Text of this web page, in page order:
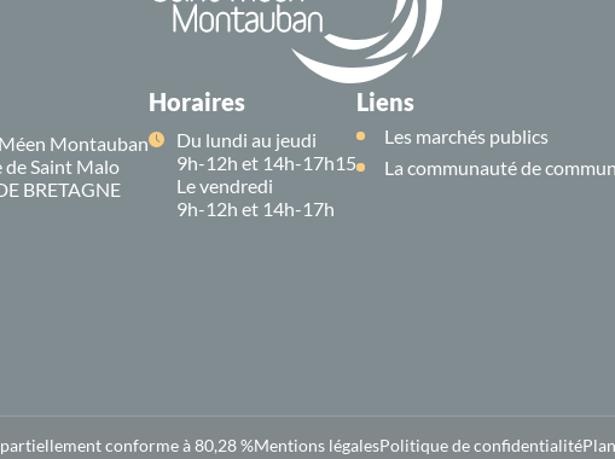
Montauban
Saint Malo
BRETAGNE
Horaires
Du lundi au jeudi
9h-12h et 14h-17h15
Le vendredi
9h-12h et 14h-17h
Liens
Les marchés publics
La communauté de
conforme à 80,28 %Mentions légalesPolitique de confidentialité